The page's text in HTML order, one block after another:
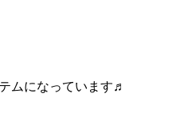
ムになっています♬